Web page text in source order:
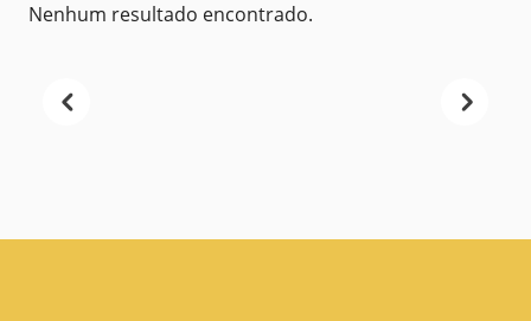
Nenhum resultado encontrado.